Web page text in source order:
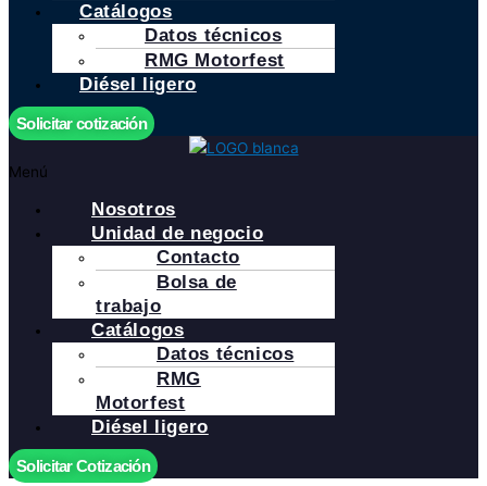
Catálogos
Datos técnicos
RMG Motorfest
Diésel ligero
Solicitar cotización
Menú
Nosotros
Unidad de negocio
Contacto
Bolsa de
trabajo
Catálogos
Datos técnicos
RMG
Motorfest
Diésel ligero
Solicitar Cotización